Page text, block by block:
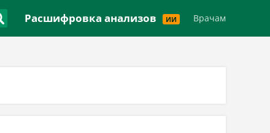
Расшифровка анализов ИИ Врачам